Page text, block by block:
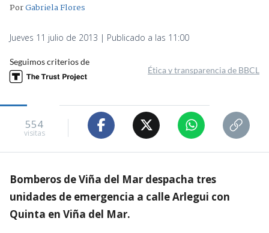
PorGabriela Flores
Jueves 11 julio de 2013 | Publicado a las 11:00
Seguimos criterios de
Ética y transparencia de BBCL
554
visitas
Bomberos de Viña del Mar despacha tres
unidades de emergencia a calle Arlegui con
Quinta en Viña del Mar.